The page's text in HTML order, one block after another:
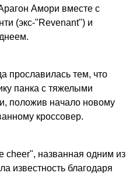
Амори вместе с
(экс-"Revenant") и
прославилась тем, что
панка с тяжелыми
положив начало новому
кроссовер.
cheer", названная одним из
известность благодаря